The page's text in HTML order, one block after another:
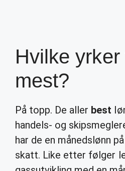
Hvilke
mest?
På topp. De aller best
handels- og
har de en månedslønn
skatt. Like etter følger